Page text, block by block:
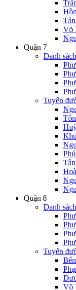
Võ
Quận 7
Danh
Tuyến
Quận 8
Danh
Tuyến
Võ